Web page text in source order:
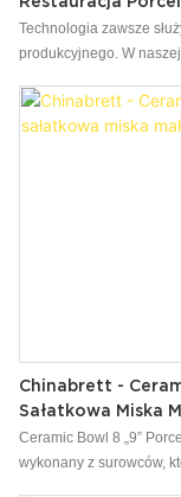
Porcelanowy
Technologia zawsze
produkcyjnego. W
Wydajność Porcelain
Restaurant Restaurant.
Chinabrett -
Sałatkowa Miska
Ceramic Bowl 8 „9”
wykonany z surowców,